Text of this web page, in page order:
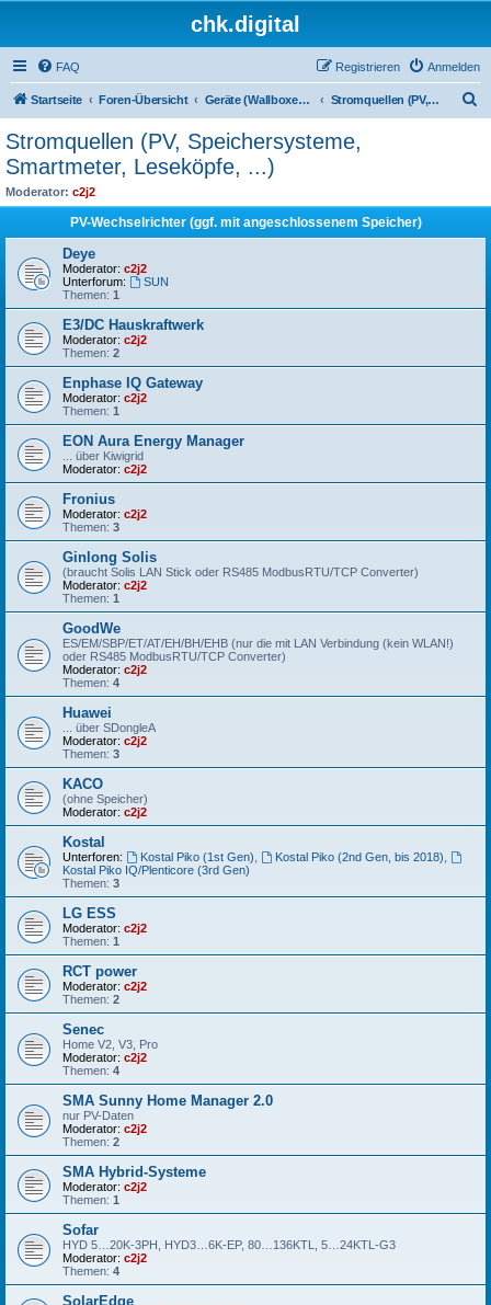
chk.digital
FAQ Anmelden
Registrieren
Startseite Foren-Übersicht Geräte (Wallboxen, Stromquellen, Autos) Stromquellen (PV, Speichersysteme, Smartmeter, Leseköpfe, ...)
e
Stromquellen (PV, Speichersysteme,
Smartmeter, Leseköpfe, ...)
Moderator: c2j2
PV-Wechselrichter (ggf. mit angeschlossenem Speicher)
Deye
Moderator: c2j2
Unterforum:
SUN
Themen: 1
E3/DC Hauskraftwerk
Moderator: c2j2
Themen: 2
Enphase IQ Gateway
Moderator: c2j2
Themen: 1
EON Aura Energy Manager
... über Kiwigrid
Moderator: c2j2
Fronius
Moderator: c2j2
Themen: 3
Ginlong Solis
(braucht Solis LAN Stick oder RS485 ModbusRTU/TCP Converter)
Moderator: c2j2
Themen: 1
GoodWe
ES/EM/SBP/ET/AT/EH/BH/EHB (nur die mit LAN Verbindung (kein WLAN!)
oder RS485 ModbusRTU/TCP Converter)
Moderator: c2j2
Themen: 4
Huawei
... über SDongleA
Moderator: c2j2
Themen: 3
KACO
(ohne Speicher)
Moderator: c2j2
Kostal
Unterforen: Kostal Piko (1st Gen) Kostal Piko (2nd Gen, bis 2018)
Kostal Piko IQ/Plenticore (3rd Gen)
Themen: 3
LG ESS
Moderator: c2j2
Themen: 1
RCT power
Moderator: c2j2
Themen: 2
Senec
Home V2, V3, Pro
Moderator: c2j2
Themen: 4
SMA Sunny Home Manager 2.0
nur PV-Daten
Moderator: c2j2
Themen: 2
SMA Hybrid-Systeme
Moderator: c2j2
Themen: 1
Sofar
HYD 5…20K-3PH, HYD3…6K-EP, 80…136KTL, 5…24KTL-G3
Moderator: c2j2
Themen: 4
SolarEdge